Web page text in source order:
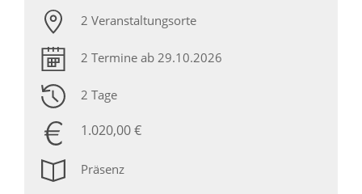
2 Veranstaltungsorte
2 Termine ab 29.10.2026
2 Tage
1.020,00 €
Präsenz